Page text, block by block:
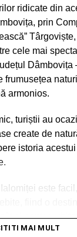
ridicate din
prin
cele mai
Dâmbovița
frumusețea
armonios.
turiștii au
create de
istoria
este
și pentru
MAI MULT